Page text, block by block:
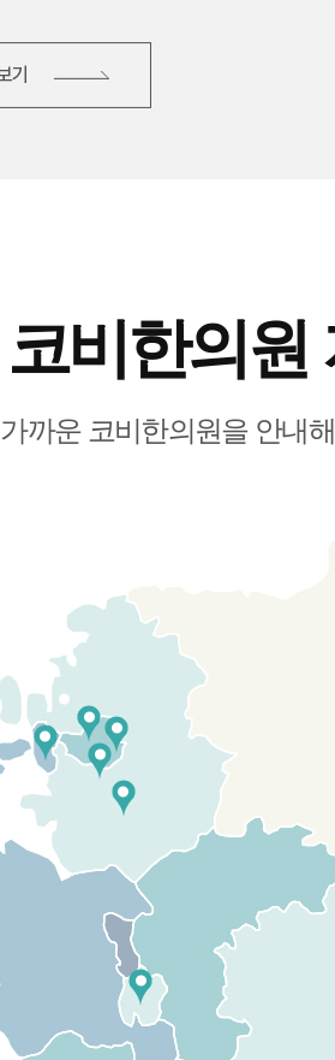
코비한의원
가까운 코비한의원을 안내